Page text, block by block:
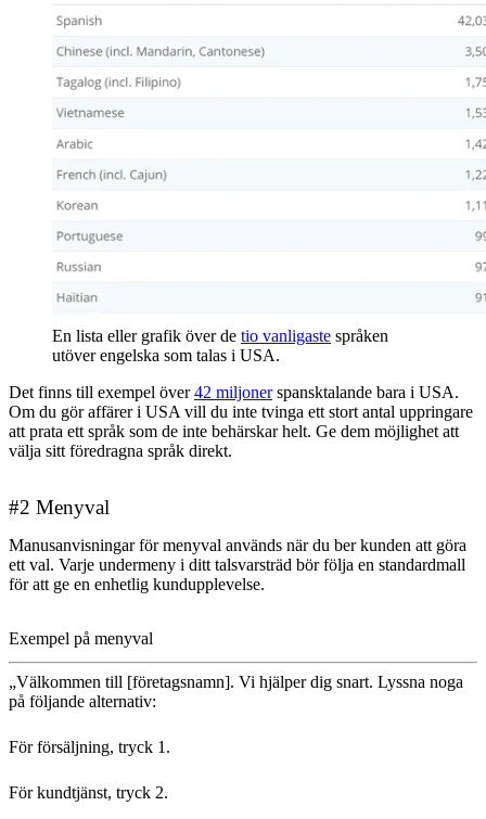
En lista eller grafik över de tio vanligaste språken
utöver engelska som talas i USA.
Det finns till exempel över42 miljonerspansktalande bara i USA.
Om du gör affärer i USA vill du inte tvinga ett stort antal uppringare
att prata ett språk som de inte behärskar helt. Ge dem möjlighet att
välja sitt föredragna språk direkt.
#2 Menyval
Manusanvisningar för menyval används när du ber kunden att göra
ett val. Varje undermeny i ditt talsvarsträd bör följa en standardmall
för att ge en enhetlig kundupplevelse.
Exempel på menyval
„Välkommen till [företagsnamn]. Vi hjälper dig snart. Lyssna noga
på följande alternativ:
För försäljning, tryck 1.
För kundtjänst, tryck 2.